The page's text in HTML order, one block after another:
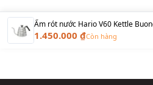
1.450.000 ₫Còn hàng